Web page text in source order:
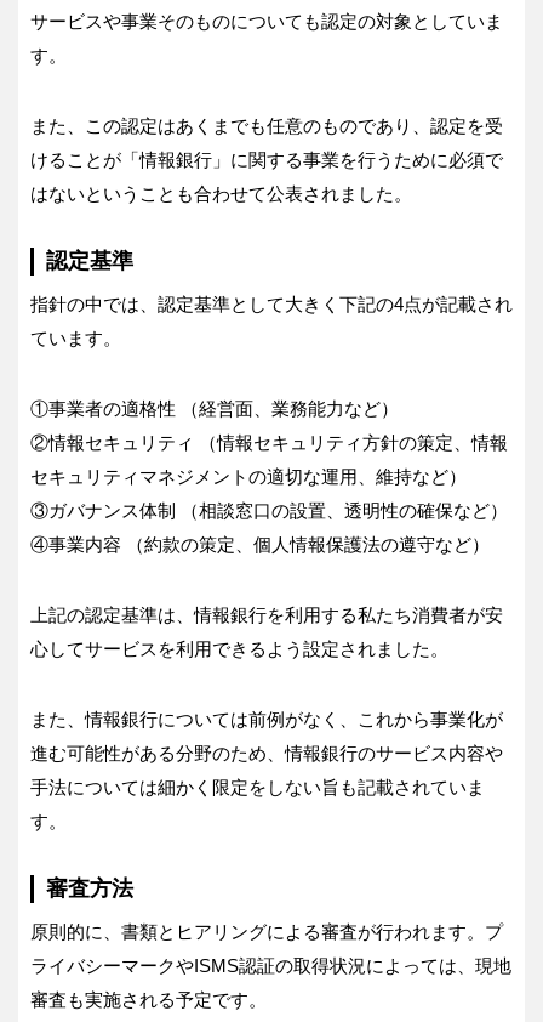
サービスや事業そのものについても認定の対象としていま
す。
また、この認定はあくまでも任意のものであり、認定を受
けることが「情報銀行」に関する事業を行うために必須で
はないということも合わせて公表されました。
認定基準
指針の中では、認定基準として大きく下記の4点が記載され
ています。
①事業者の適格性 （経営面、業務能力など）
②情報セキュリティ （情報セキュリティ方針の策定、情報
セキュリティマネジメントの適切な運用、維持など）
③ガバナンス体制 （相談窓口の設置、透明性の確保など）
④事業内容 （約款の策定、個人情報保護法の遵守など）
上記の認定基準は、情報銀行を利用する私たち消費者が安
心してサービスを利用できるよう設定されました。
また、情報銀行については前例がなく、これから事業化が
進む可能性がある分野のため、情報銀行のサービス内容や
手法については細かく限定をしない旨も記載されていま
す。
審査方法
原則的に、書類とヒアリングによる審査が行われます。プ
ライバシーマークやISMS認証の取得状況によっては、現地
審査も実施される予定です。